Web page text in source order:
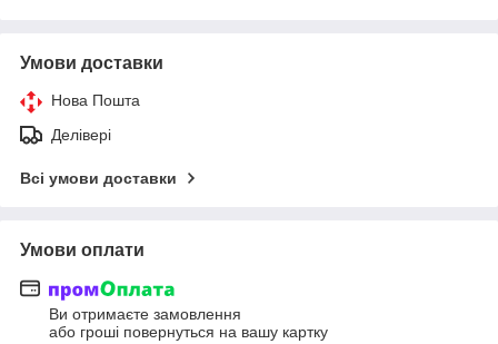
Умови доставки
Нова Пошта
Делівері
Всі умови доставки
Умови оплати
Ви отримаєте замовлення
або гроші повернуться на вашу картку